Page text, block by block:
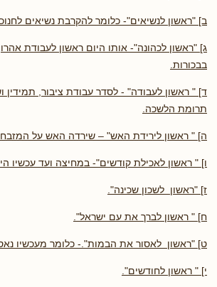
ב] "ראשון לנשיאים"- כלומר להקרבת נשיאים
ג] "ראשון לכהונה"- אותו היום ראשון לעבודת
בבכורות.
ד] " ראשון לעבודה" - לסדר עבודת ציבור, תמידין
תרומת הלשכה.
ה] " ראשון לירידת האש" – שירדה האש על המזבח.
ו] " ראשון לאכילת קודשים"- במחיצה ועד עכשיו
ז] "ראשון לשכון שכינה".
ח] " ראשון לברך את עם ישראל".
ט] "ראשון לאסור את הבמות".- כלומר מעכשיו
י] " ראשון לחודשים".